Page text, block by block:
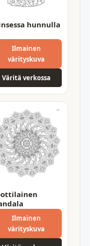
hunnulla
Ilmainen
värityskuva
Väritä verkossa
Ilmainen
värityskuva